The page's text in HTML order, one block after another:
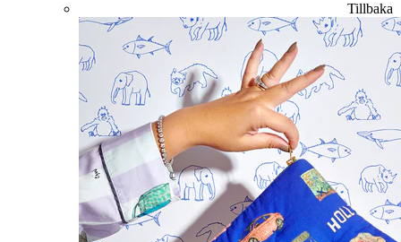
Tillbaka